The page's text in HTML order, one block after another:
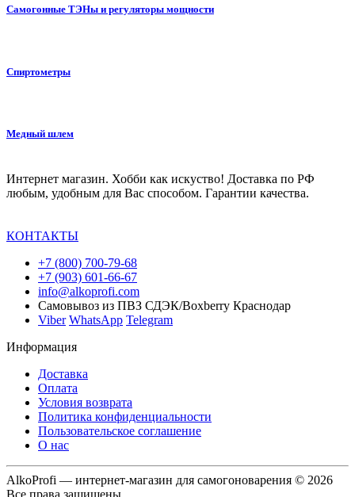
Самогонные ТЭНы и регуляторы мощности
Спиртометры
Медный шлем
Интернет магазин. Хобби как искуство! Доставка по РФ
любым, удобным для Вас способом. Гарантии качества.
КОНТАКТЫ
+7 (800) 700-79-68
+7 (903) 601-66-67
info@alkoprofi.com
Самовывоз из ПВЗ СДЭК/Boxberry Краснодар
Viber WhatsApp Telegram
Информация
Доставка
Оплата
Условия возврата
Политика конфиденциальности
Пользовательское соглашение
О нас
AlkoProfi — интернет-магазин для самогоноварения © 2026